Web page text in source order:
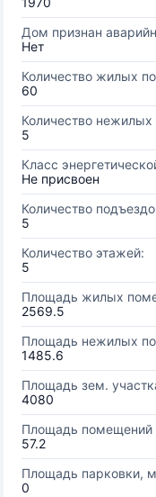
Дом признан
Нет
Количество жилых
60
Количество
5
Класс
Не присвоен
Количество
5
Количество этажей:
5
Площадь жилых
2569.5
Площадь нежилых
1485.6
Площадь зем.
4080
Площадь помещений
57.2
Площадь парковки,
0